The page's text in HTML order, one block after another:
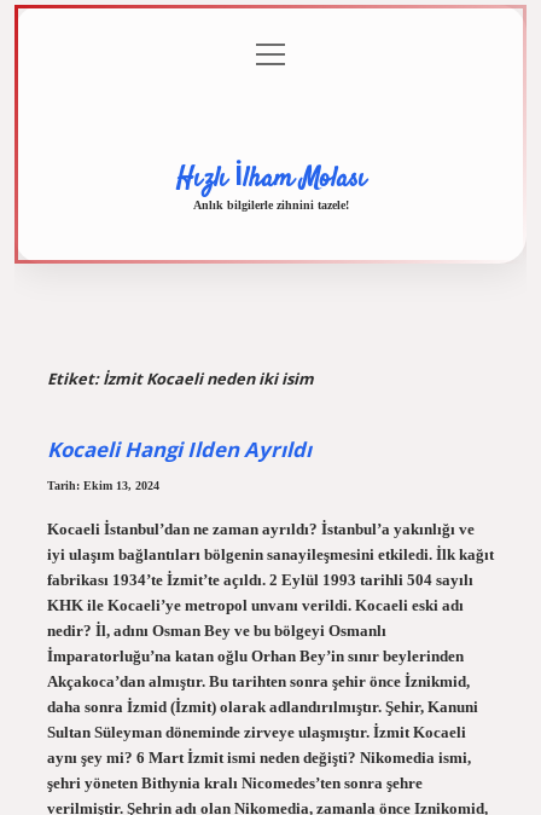
menüyü
aç
Hızlı İlham Molası
Anlık bilgilerle zihnini tazele!
Etiket:İzmit Kocaeli neden iki isim
Kocaeli Hangi Ilden Ayrıldı
Tarih: Ekim 13, 2024
Kocaeli İstanbul’dan ne zaman ayrıldı? İstanbul’a yakınlığı ve
iyi ulaşım bağlantıları bölgenin sanayileşmesini etkiledi. İlk kağıt
fabrikası 1934’te İzmit’te açıldı. 2 Eylül 1993 tarihli 504 sayılı
KHK ile Kocaeli’ye metropol unvanı verildi. Kocaeli eski adı
nedir? İl, adını Osman Bey ve bu bölgeyi Osmanlı
İmparatorluğu’na katan oğlu Orhan Bey’in sınır beylerinden
Akçakoca’dan almıştır. Bu tarihten sonra şehir önce İznikmid,
daha sonra İzmid (İzmit) olarak adlandırılmıştır. Şehir, Kanuni
Sultan Süleyman döneminde zirveye ulaşmıştır. İzmit Kocaeli
aynı şey mi? 6 Mart İzmit ismi neden değişti? Nikomedia ismi,
şehri yöneten Bithynia kralı Nicomedes’ten sonra şehre
verilmiştir. Şehrin adı olan Nikomedia, zamanla önce Iznikomid,